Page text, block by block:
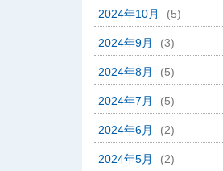
2024年10月 (5)
2024年9月 (3)
2024年8月 (5)
2024年7月 (5)
2024年6月 (2)
2024年5月 (2)